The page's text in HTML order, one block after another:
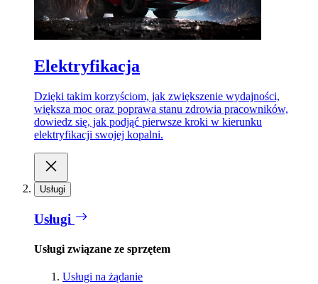
Elektryfikacja
Dzięki takim korzyściom, jak zwiększenie wydajności,
większa moc oraz poprawa stanu zdrowia pracowników,
dowiedz się, jak podjąć pierwsze kroki w kierunku
elektryfikacji swojej kopalni.
Usługi
Usługi
Usługi związane ze sprzętem
Usługi na żądanie